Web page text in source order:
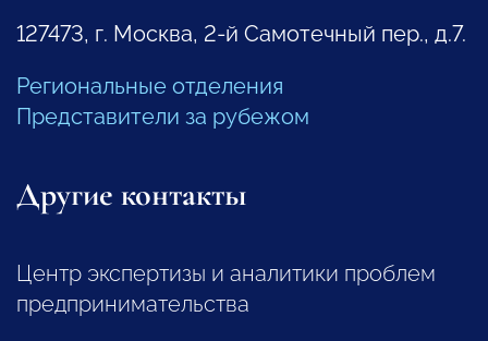
127473, г. Москва, 2-й Самотечный пер., д.7.
Региональные отделения
Представители за рубежом
Другие контакты
Центр экспертизы и аналитики проблем
предпринимательства